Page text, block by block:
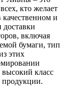
кто желает
и
доставки
включая
бумаги, тип
этих
класс
продукции.